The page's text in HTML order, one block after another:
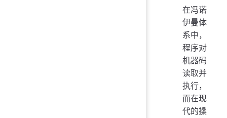
在冯诺
伊曼体
系中，
程序对
机器码
读取并
执行，
而在现
代的操